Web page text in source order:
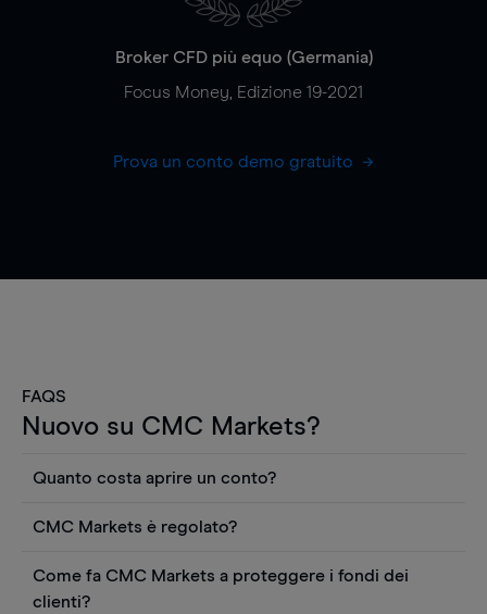
Broker CFD più equo (Germania)
Focus Money, Edizione 19-2021
Prova un conto demo gratuito
FAQS
Nuovo su CMC Markets?
Quanto costa aprire un conto?
Puoi anche visualizzare gratuitamente i prezzi e
utilizzare strumenti come grafici, notizie Reuters
o rapporti quantitativi sui titoli azionari di
CMC Markets è regolato?
regolamentato dall'Autorità federale tedesca di
Come fa CMC Markets a proteggere i fondi dei
clienti?